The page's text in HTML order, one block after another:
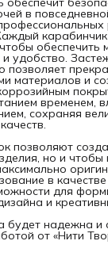
в
обеспечить
удобство.
позволяет
материалов и
временем,
сохраняя
позволяют
но и
в
для
и
будет надежна
от «Нити